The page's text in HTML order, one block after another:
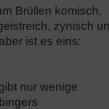
Brüllen komisch,
zynisch
ist es eins:
nur wenige